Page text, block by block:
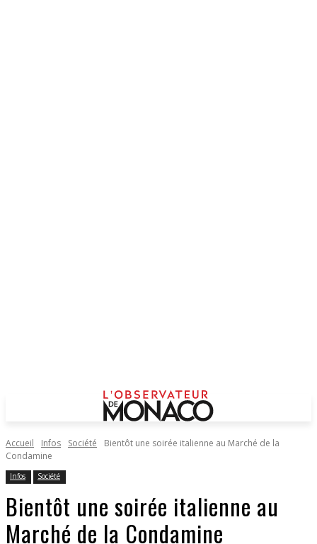
Accueil Infos Société
Bientôt une soirée italienne au Marché de la
Condamine
Infos Société
Bientôt une soirée italienne au
Marché de la Condamine